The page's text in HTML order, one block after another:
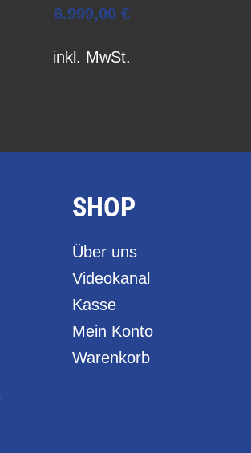
6.999,00 €
inkl. MwSt.
SHOP
Über uns
Videokanal
Kasse
Mein Konto
Warenkorb